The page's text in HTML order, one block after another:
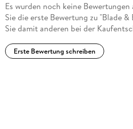
Es wurden noch keine
Sie die erste Bewertung zu "Blade
Sie damit anderen bei der
Erste Bewertung schreiben